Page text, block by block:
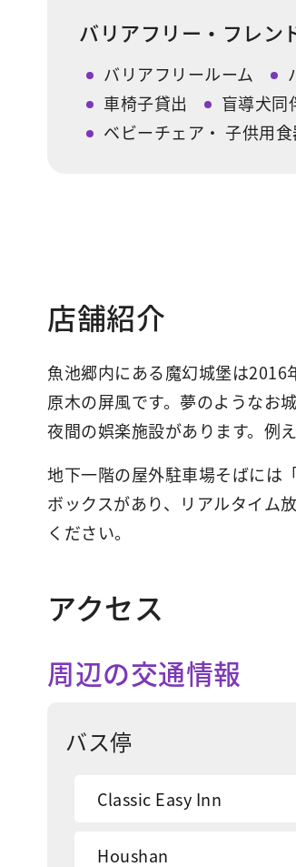
バリアフリー・フレン
バリアフリールーム
車椅子貸出
盲導犬同
ベビーチェア・ 子供用
店舗紹介
魚池郷内にある魔幻城堡は2016
原木の屏風です。夢のようなお
夜間の娯楽施設があります。例
地下一階の屋外駐車場そばには
ボックスがあり、リアルタイム
ください。
アクセス
周辺の交通情報
バス停
Classic Easy Inn
Houshan